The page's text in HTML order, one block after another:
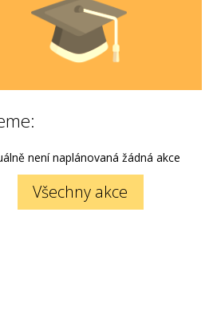
není naplánovaná žádná akce
Všechny akce